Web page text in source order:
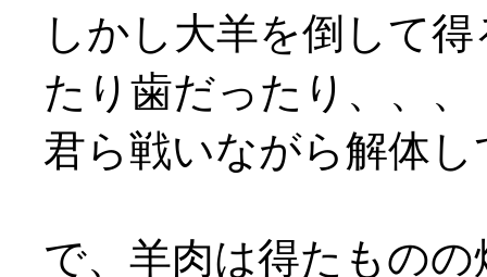
しかし大羊を倒して
たり歯だったり、、、
君ら戦いながら解体
で、羊肉は得たもの